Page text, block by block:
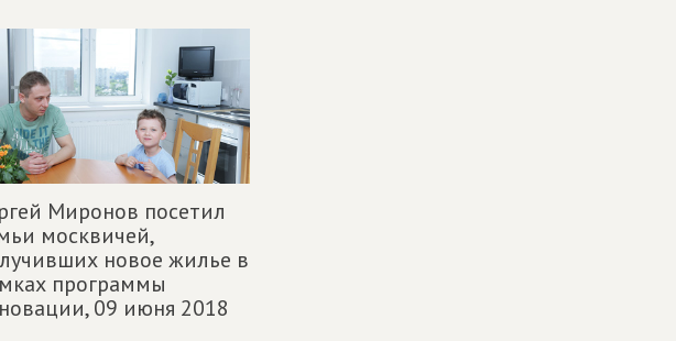
Миронов посетил
москвичей,
новое жилье в
программы
09 июня 2018